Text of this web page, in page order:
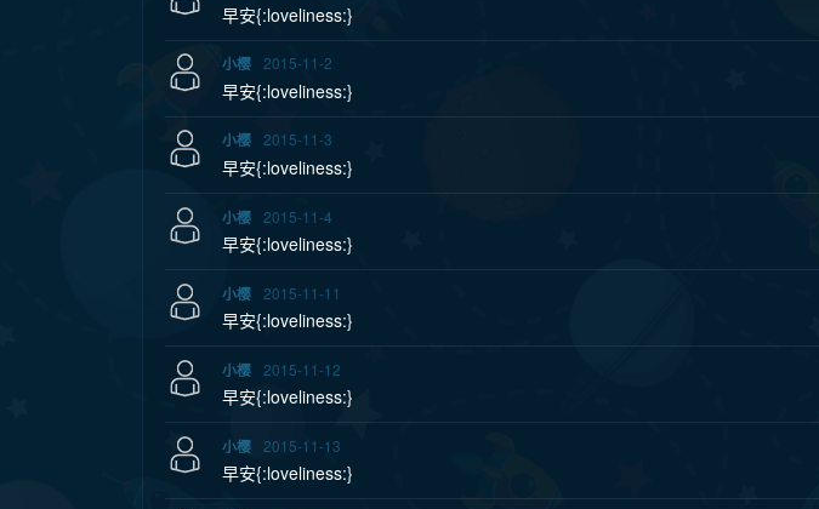
早安{:loveliness:}
小樱 2015-11-2
早安{:loveliness:}
小樱 2015-11-3
早安{:loveliness:}
小樱 2015-11-4
早安{:loveliness:}
小樱 2015-11-11
早安{:loveliness:}
小樱 2015-11-12
早安{:loveliness:}
小樱 2015-11-13
早安{:loveliness:}